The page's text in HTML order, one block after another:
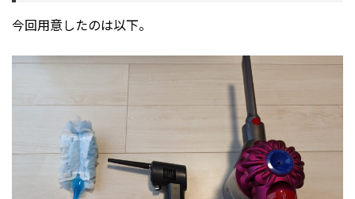
今回用意したのは以下。